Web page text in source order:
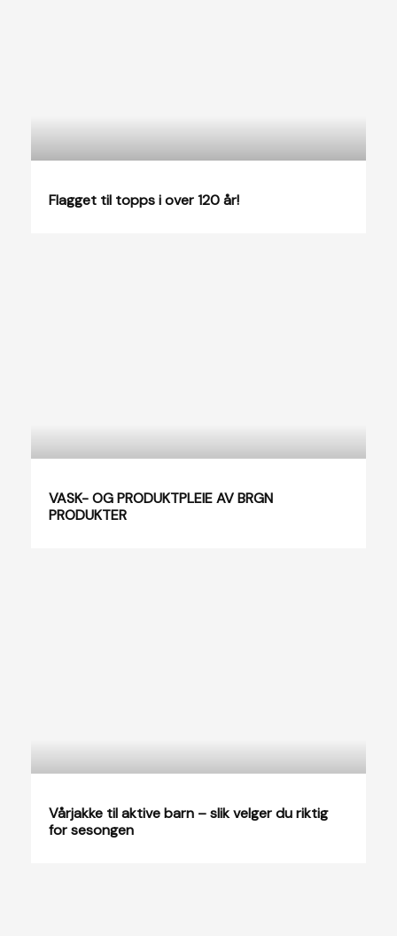
Flagget til topps i over 120 år!
VASK- OG PRODUKTPLEIE AV BRGN
PRODUKTER
Vårjakke til aktive barn – slik velger du riktig
for sesongen